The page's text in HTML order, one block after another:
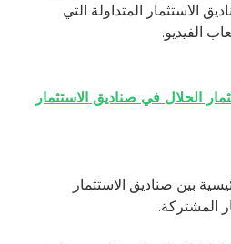
الاستثمار المتداولة التي
الفيديو.
الحلال في صناديق الاستثمار
بين صناديق الاستثمار
المشتركة.